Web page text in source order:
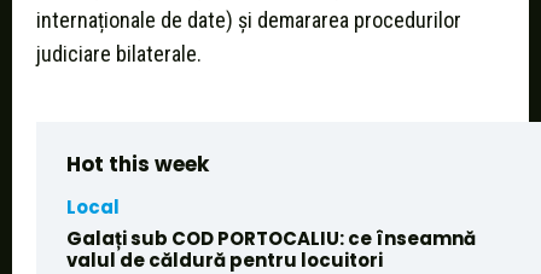
internaționale de date) și demararea procedurilor
judiciare bilaterale.
Hot this week
Local
Galați sub COD PORTOCALIU: ce înseamnă
valul de căldură pentru locuitori